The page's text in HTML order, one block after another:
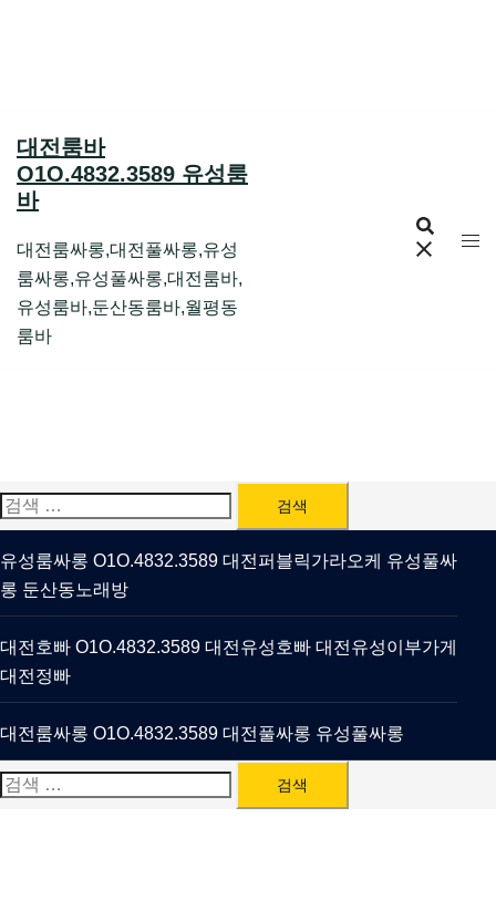
대전룸바
O1O.4832.3589 유성룸
바
대전룸싸롱,대전풀싸롱,유성
룸싸롱,유성풀싸롱,대전룸바,
유성룸바,둔산동룸바,월평동
룸바
검
색:
유성룸싸롱 O1O.4832.3589 대전퍼블릭가라오케 유성풀싸
롱 둔산동노래방
대전호빠 O1O.4832.3589 대전유성호빠 대전유성이부가게
대전정빠
대전룸싸롱 O1O.4832.3589 대전풀싸롱 유성풀싸롱
검